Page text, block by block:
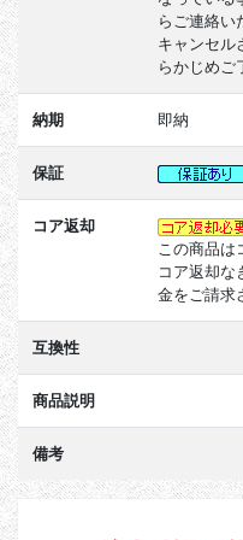
らご連絡い
キャンセル
らかじめご
納期 即納
保証
コア返却
この商品は
コア返却な
金をご請求
互換性
商品説明
備考